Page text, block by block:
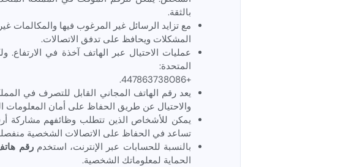
بالثقة.
مع تزايد الرسائل غير المرغوب فيها
المشكلات ويحافظ على تدفق الاتصالات.
عمليات الاحتيال عبر الهاتف آخذة في
المتحدة:
+447863738086.
يعد رقم الهاتف المجاني القابل للتصرف في
والاحتيال عن طريق الحفاظ على أمان المعلومات
يمكن للأشخاص الذين تتطلب وظائفهم مشاركة
تساعد في الحفاظ على الاتصالات الشخصية
بالنسبة للحسابات عبر الإنترنت، استخدمرقم هاتف
الحماية لمعلوماتك الشخصية.